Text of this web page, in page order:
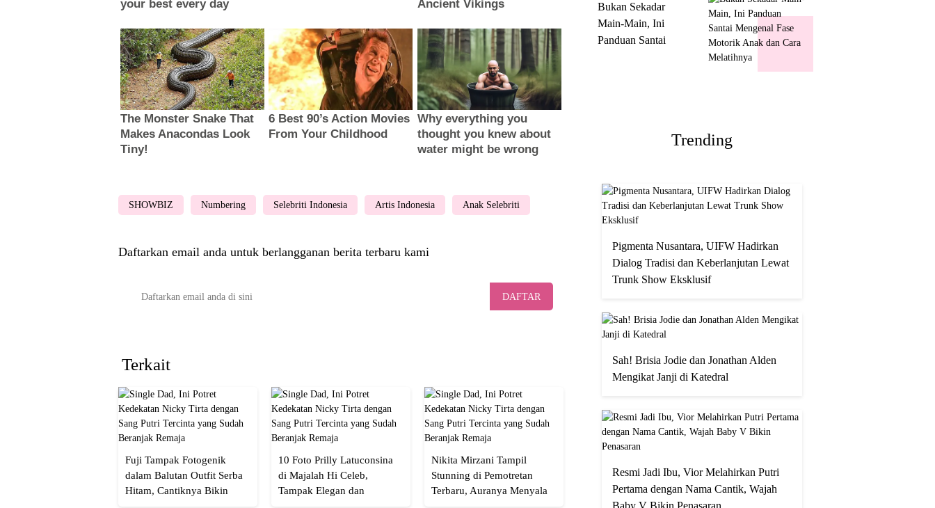
SHOWBIZ Numbering Selebriti Indonesia Artis Indonesia Anak Selebriti
Daftarkan email anda untuk berlangganan berita terbaru kami
DAFTAR
Terkait
Fuji Tampak Fotogenik
dalam Balutan Outfit Serba
Hitam, Cantiknya Bikin
10 Foto Prilly Latuconsina
di Majalah Hi Celeb,
Tampak Elegan dan
Nikita Mirzani Tampil
Stunning di Pemotretan
Terbaru, Auranya Menyala
Bukan Sekadar
Main-Main, Ini
Panduan Santai
Trending
Pigmenta Nusantara, UIFW Hadirkan
Dialog Tradisi dan Keberlanjutan Lewat
Trunk Show Eksklusif
Sah! Brisia Jodie dan Jonathan Alden
Mengikat Janji di Katedral
Resmi Jadi Ibu, Vior Melahirkan Putri
Pertama dengan Nama Cantik, Wajah
Baby V Bikin Penasaran